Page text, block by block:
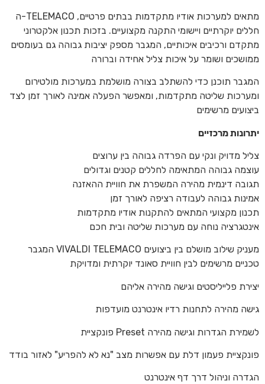
ה-TELEMACO מתאים למערכות אודיו מתקדמות בבתים פרטיים,
חללים יוקרתיים ויישומי התקנה מקצועיים. בזכות תכנון אלקטרוני
מתקדם ורכיבים איכותיים, המגבר מספק יציבות גבוהה גם בעומסים
ממושכים ושומר על איכות צליל אחידה וברורה
המגבר תוכנן כדי להשתלב בצורה מושלמת במערכות מולטירום
ומערכות שליטה מתקדמות, ומאפשר הפעלה אמינה לאורך זמן לצד
ביצועים מרשימים
יתרונות מרכזיים
צליל מדויק ונקי עם הפרדה גבוהה בין ערוצים
עוצמה גבוהה המתאימה לחללים קטנים וגדולים
תגובה דינמית מהירה המשפרת את חוויית ההאזנה
אמינות גבוהה לעבודה רציפה לאורך זמן
תכנון מקצועי המתאים להתקנות אודיו מתקדמות
אינטגרציה נוחה עם מערכות שליטה ובית חכם
המגבר VIVALDI TELEMACO מעניק שילוב מושלם בין ביצועים
טכניים מרשימים לבין חוויית סאונד יוקרתית ומדויקת
יצירת פלייליסטים וגישה מהירה אליהם
גישה מהירה לתחנות רדיו אינטרנט מועדפות
פונקציית Preset לשמירת הגדרות וגישה מהירה
פונקציית פעמון דלת עם אפשרות מצב "נא לא להפריע" לאזור בודד
הגדרה וניהול דרך דף אינטרנט